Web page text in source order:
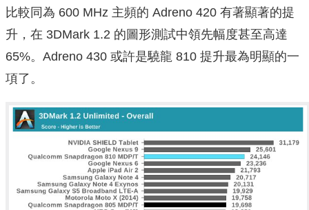
比較同為 600 MHz 主頻的 Adreno 420 有著顯著的提
升，在 3DMark 1.2 的圖形測試中領先幅度甚至高達
65%。Adreno 430 或許是驍龍 810 提升最為明顯的一
項了。